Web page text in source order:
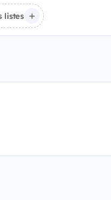
listes